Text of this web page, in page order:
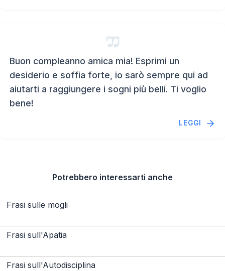
Buon compleanno amica mia! Esprimi un
desiderio e soffia forte, io sarò sempre qui ad
aiutarti a raggiungere i sogni più belli. Ti voglio
bene!
LEGGI
Potrebbero interessarti anche
Frasi sulle mogli
Frasi sull'Apatia
Frasi sull'Autodisciplina